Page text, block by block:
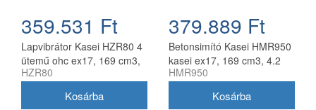
359.531 Ft
Lapvibrátor Kasei HZR80 4
ütemű ohc ex17, 169 cm3,
4.2 kw, nyomaték 13 kn,
HZR80
379.889 Ft
Betonsimító Kasei HMR950
kasei ex17, 169 cm3, 4.2
kw, átmérő 950 mm
HMR950